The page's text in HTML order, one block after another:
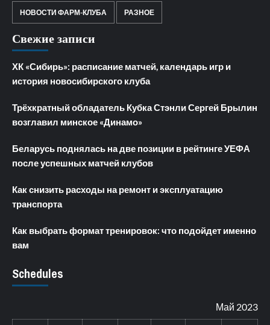
НОВОСТИ ФАРМ-КЛУБА РАЗНОЕ
Свежие записи
ХК «Сибирь»: расписание матчей, календарь игр и
история новосибирского клуба
Трёхкратный обладатель Кубка Стэнли Сергей Брылин
возглавил минское «Динамо»
Беларусь поднялась на две позиции в рейтинге УЕФА
после успешных матчей клубов
Как снизить расходы на ремонт и эксплуатацию
транспорта
Как выбрать формат тренировок: что подойдет именно
вам
Schedules
Май 2023